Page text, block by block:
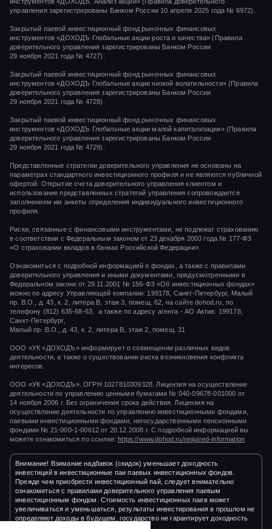
управления зарегистрированы Банком России 10 апреля 2025 года № 6972).
Закрытый паевой инвестиционный фонд рыночных финансовых
инструментов«ДОХОДЪ Глобальные акции роста и качества» (Правила
доверительного управления зарегистрированы Банком России
29 ноября 2021 года № 4727).
Закрытый паевой инвестиционный фонд рыночных финансовых
инструментов«ДОХОДЪ Глобальные акции низкой волатильности»(Правила
доверительного управления зарегистрированы Банком России
29 ноября 2021 года № 4728).
Закрытый паевой инвестиционный фонд рыночных финансовых
инструментов«ДОХОДЪ Глобальные акции малой капитализации»(Правила
доверительного управления зарегистрированы Банком России
29 ноября 2021 года № 4729).
Представленные стратегии доверительного управления не основаны на
параметрах стандартного инвестиционного профиля и не являются публичной
офертой. Открытие счета доверительного управления клиентом и
использование представленных стратегий управления сопровождается
заполнением им анкеты определения индивидуального инвестиционного
профиля.
Риски, связанные с финансовыми инструментами, не подлежат страхованию
в соответствии с Федеральным законом от 23 декабря 2003 года № 177-ФЗ
«О страховании вкладов в банках Российской Федерации».
Ознакомиться с подробной информацией о фондах, а также с правилами
доверительного управления и иными документами, предусмотренными в
Федеральном законе от 29.11.2001 № 156-ФЗ «Об инвестиционных фондах»
можно по адресу Управляющей компании: 199178, Санкт-Петербург, Малый
пр. В.О., д. 43, к. 2, литера В, этаж 3, помещ. 62, на сайте dohod.ru, по
телефону (812) 635-68-63, а также по адресу агента - АО Актив: 199178,
Санкт-Петербург,
Малый пр. В.О., д. 43, к. 2, литера В, этаж 2, помещ. 31
ООО «УК «ДОХОДЪ» информирует о совмещении различных видов
деятельности, а также о существовании риска возникновения конфликта
интересов.
ООО «УК «ДОХОДЪ». ОГРН 1027810309328. Лицензия на осуществление
деятельности по управлению ценными бумагами № 040-09678-001000 от
14 ноября 2006 г. Без ограничения срока действия. Лицензия на
осуществление деятельности по управлению инвестиционными фондами,
паевыми инвестиционными фондами, негосударственными пенсионными
фондами № 21-000-1-00612 от 20.12.2008 г. С подробной информацией вы
можете ознакомиться по ссылке:https://www.dohod.ru/required-information
Внимание! Взимание надбавок (скидок) уменьшает доходность
инвестиций в инвестиционные паи паевых инвестиционных фондов.
Прежде чем приобрести инвестиционный пай, следует внимательно
ознакомиться с правилами доверительного управления паевым
инвестиционным фондом. Стоимость инвестиционных паев может
увеличиваться и уменьшаться, результаты инвестирования в прошлом не
определяют доходы в будущем, государство не гарантирует доходность